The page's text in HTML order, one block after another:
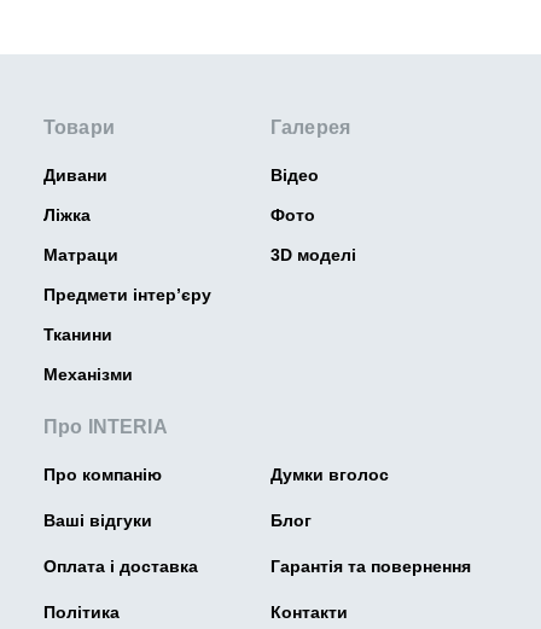
Товари
Дивани
Ліжка
Матраци
Предмети інтер’єру
Тканини
Механізми
Про INTERIA
Про компанію Думки вголос
Ваші відгуки Блог
Оплата і доставка Гарантія та повернення
Політика
Контакти
Галерея
Відео
Фото
3D моделі